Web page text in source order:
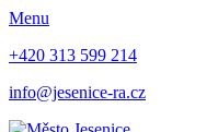
Menu
+420 313 599 214
info@jesenice-ra.cz